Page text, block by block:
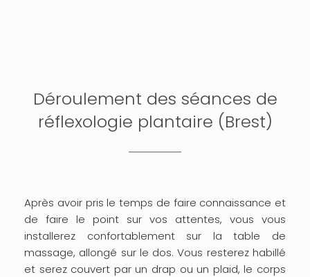
Déroulement des séances de
réflexologie plantaire (Brest)
Après avoir pris le temps de faire connaissance et
de faire le point sur vos attentes, vous vous
installerez confortablement sur la table de
massage, allongé sur le dos. Vous resterez habillé
et serez couvert par un drap ou un plaid, le corps